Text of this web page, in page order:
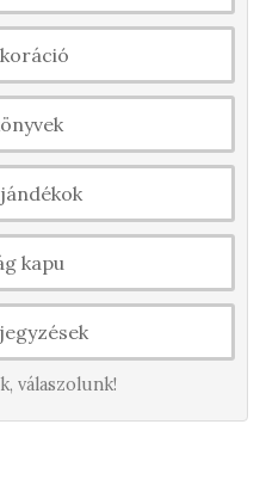
kapu
válaszolunk!